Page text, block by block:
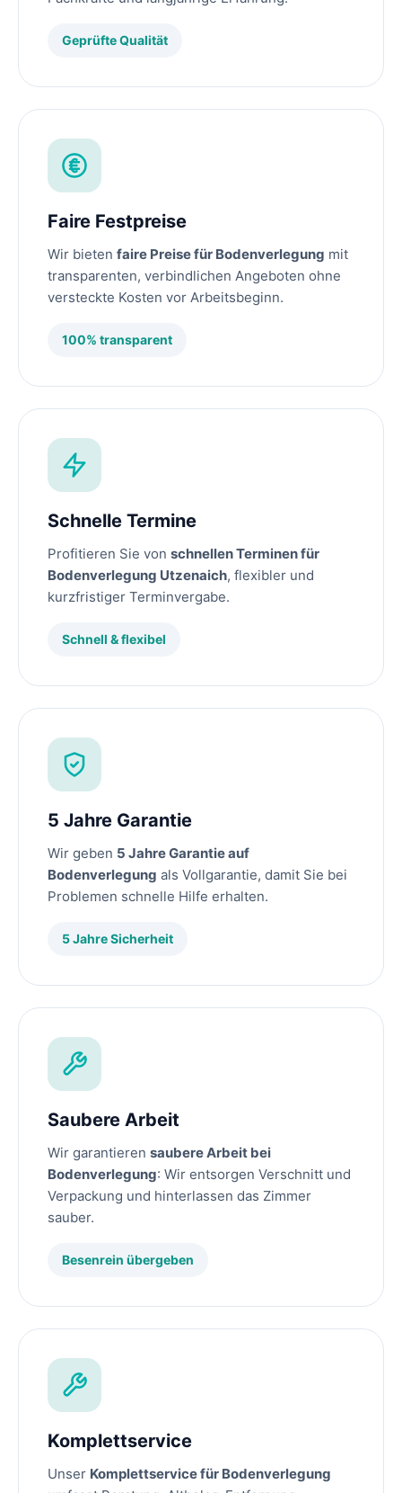
Geprüfte Qualität
Faire Festpreise
Wir bieten faire Preise für Bodenverlegung mit
transparenten, verbindlichen Angeboten ohne
versteckte Kosten vor Arbeitsbeginn.
100% transparent
Schnelle Termine
Profitieren Sie von schnellen Terminen für
Bodenverlegung Utzenaich, flexibler und
kurzfristiger Terminvergabe.
Schnell & flexibel
5 Jahre Garantie
Wir geben 5 Jahre Garantie auf
Bodenverlegung als Vollgarantie, damit Sie bei
Problemen schnelle Hilfe erhalten.
5 Jahre Sicherheit
Saubere Arbeit
Wir garantieren saubere Arbeit bei
Bodenverlegung: Wir entsorgen Verschnitt und
Verpackung und hinterlassen das Zimmer
sauber.
Besenrein übergeben
Komplettservice
Unser Komplettservice für Bodenverlegung